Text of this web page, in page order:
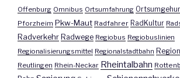
Offenburg Omnibus Ortsumfahrung
Pforzheim Pkw-Maut Radfahrer RadKultur
Radverkehr Radwege Regiobus Regiobuslinien
Regionalisierungsmittel Regionalstadtbahn
Reutlingen Rhein-Neckar Rheintalbahn